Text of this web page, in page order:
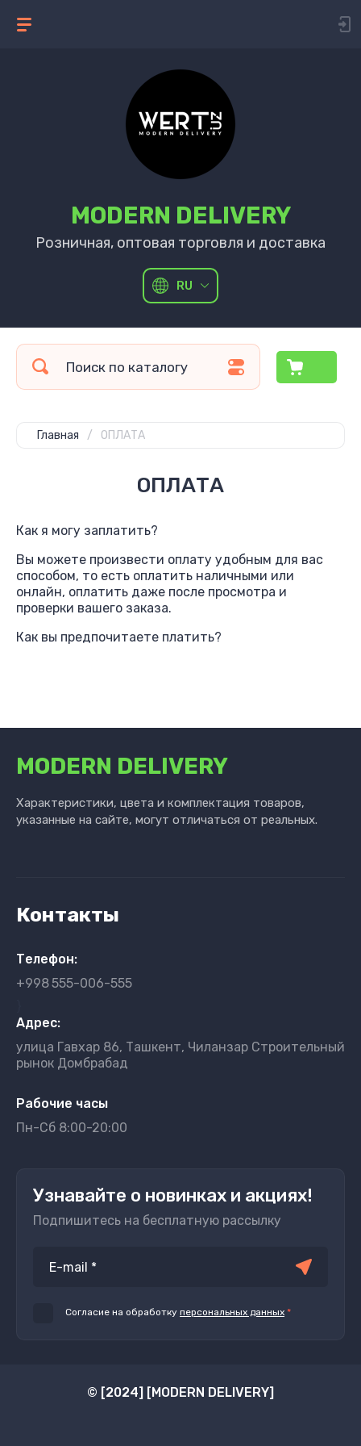
MODERN DELIVERY
Розничная, оптовая торговля и доставка
RU
Главная / ОПЛАТА
ОПЛАТА
Как я могу заплатить?
Вы можете произвести оплату удобным для вас
способом, то есть оплатить наличными или
онлайн, оплатить даже после просмотра и
проверки вашего заказа.
Как вы предпочитаете платить?
MODERN DELIVERY
Характеристики, цвета и комплектация товаров,
указанные на сайте, могут отличаться от реальных.
Контакты
Телефон:
+998555-006-555
Адрес:
улица Гавхар 86, Ташкент, Чиланзар Строительный
рынок Домбрабад
Рабочие часы
Пн-Сб 8:00-20:00
Узнавайте о новинках и акциях!
Подпишитесь на бесплатную рассылку
Согласие на обработку персональных данных *
© [2024] [MODERN DELIVERY]